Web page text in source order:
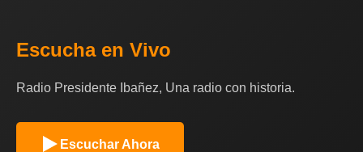
Escucha en Vivo
Radio Presidente Ibañez, Una radio con historia.
Escuchar Ahora